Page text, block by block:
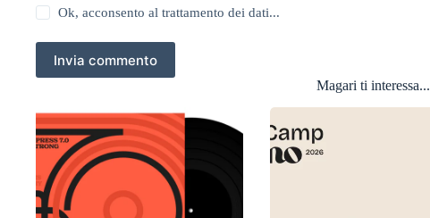
Ok, acconsento al trattamento dei dati...
Invia commento
Magari ti interessa...